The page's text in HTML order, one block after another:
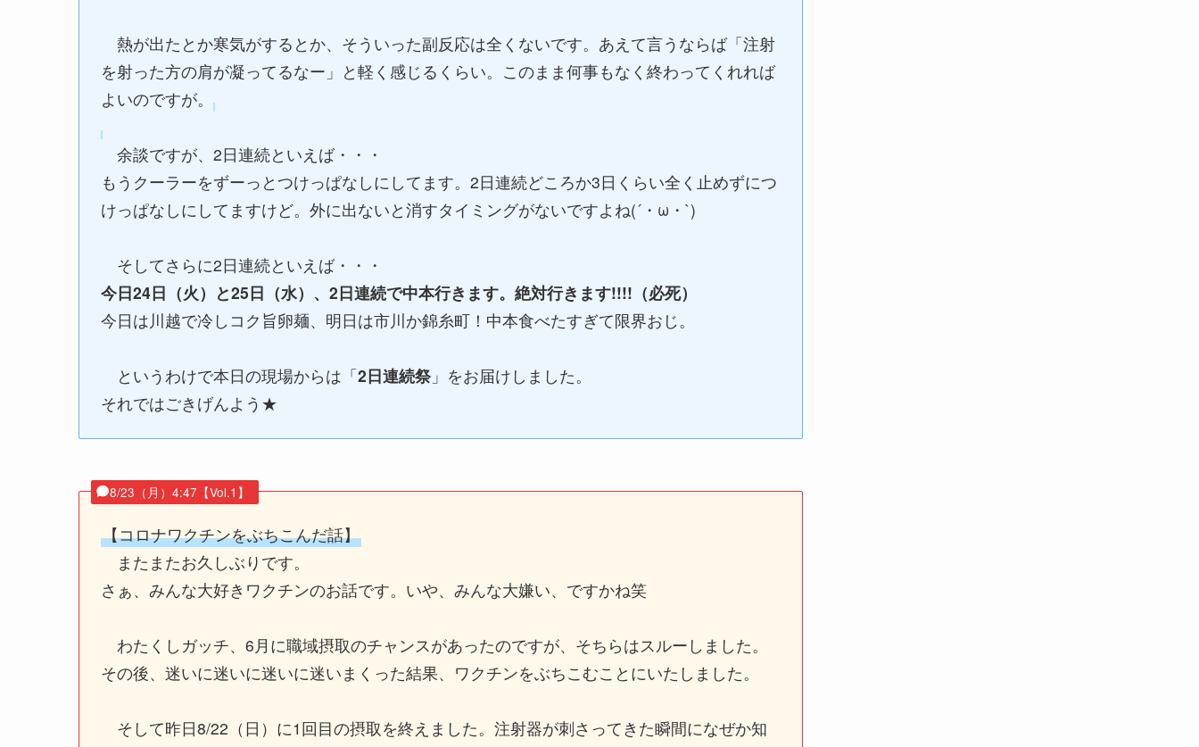
熱が出たとか寒気がするとか、そういった副反応は全くないです。あえて言うならば「注射
を射った方の肩が凝ってるなー」と軽く感じるくらい。このまま何事もなく終わってくれれば
よいのですが。
余談ですが、2日連続といえば・・・
もうクーラーをずーっとつけっぱなしにしてます。2日連続どころか3日くらい全く止めずにつ
けっぱなしにしてますけど。外に出ないと消すタイミングがないですよね(´・ω・`)
そしてさらに2日連続といえば・・・
今日24日（火）と25日（水）、2日連続で中本行きます。絶対行きます!!!!（必死）
今日は川越で冷しコク旨卵麺、明日は市川か錦糸町！中本食べたすぎて限界おじ。
というわけで本日の現場からは「2日連続祭 」をお届けしました。
それではごきげんよう★
8/23（月）4:47【Vol.1】
【コロナワクチンをぶちこんだ話】
またまたお久しぶりです。
さぁ、みんな大好きワクチンのお話です。いや、みんな大嫌い、ですかね笑
わたくしガッチ、6月に職域摂取のチャンスがあったのですが、そちらはスルーしました。
その後、迷いに迷いに迷いに迷いまくった結果、ワクチンをぶちこむことにいたしました。
そして昨日8/22（日）に1回目の摂取を終えました。注射器が刺さってきた瞬間になぜか知